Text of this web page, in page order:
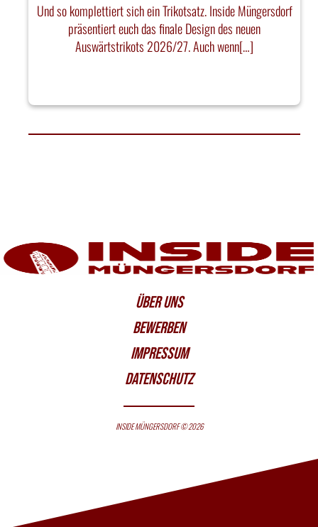
Und so komplettiert sich ein Trikotsatz. Inside Müngersdorf
präsentiert euch das finale Design des neuen
Auswärtstrikots 2026/27. Auch wenn[…]
ÜBER UNS
BEWERBEN
IMPRESSUM
DATENSCHUTZ
INSIDE MÜNGERSDORF © 2026